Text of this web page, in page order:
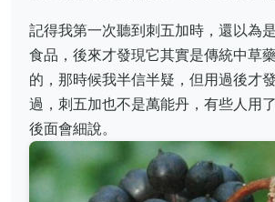
記得我第一次聽到刺五加時，還以為
食品，後來才發現它其實是傳統中草
的，那時候我半信半疑，但用過後才
過，刺五加也不是萬能丹，有些人用
後面會細說。